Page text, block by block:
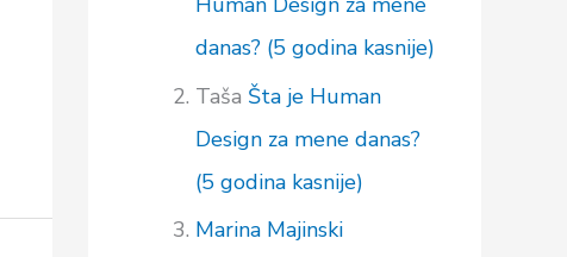
danas? (5 godina kasnije)
Taša Šta je Human
Design za mene danas?
(5 godina kasnije)
Marina Majinski